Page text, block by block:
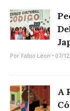
Por Fabio Leon • 07/
A